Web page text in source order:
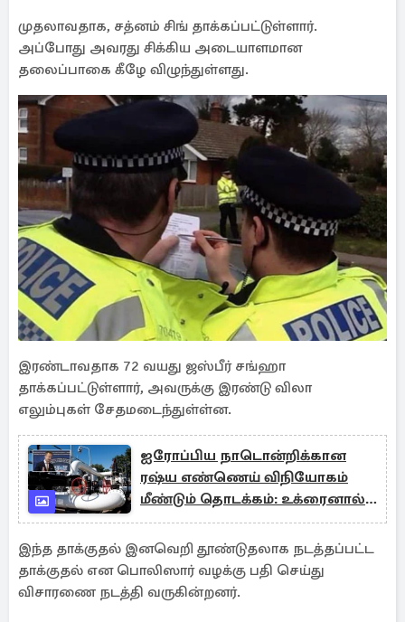
முதலாவதாக, சத்னம் சிங் தாக்கப்பட்டுள்ளார்.
அப்போது அவரது சிக்கிய அடையாளமான
தலைப்பாகை கீழே விழுந்துள்ளது.
இரண்டாவதாக 72 வயது ஜஸ்பீர் சங்ஹா
தாக்கப்பட்டுள்ளார், அவருக்கு இரண்டு விலா
எலும்புகள் சேதமடைந்துள்ள்ன.
ஐரோப்பிய நாடொன்றிக்கான
ரஷ்ய எண்ணெய் விநியோகம்
மீண்டும் தொடக்கம்: உக்ரைனால்
உருவான எதிர்வினை
இந்த தாக்குதல் இனவெறி தூண்டுதலாக நடத்தப்பட்ட
தாக்குதல் என பொலிஸார் வழக்கு பதி செய்து
விசாரணை நடத்தி வருகின்றனர்.